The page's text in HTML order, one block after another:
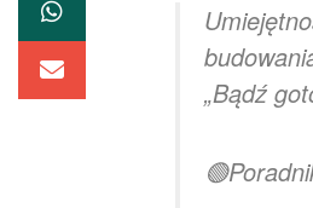
„Bądź